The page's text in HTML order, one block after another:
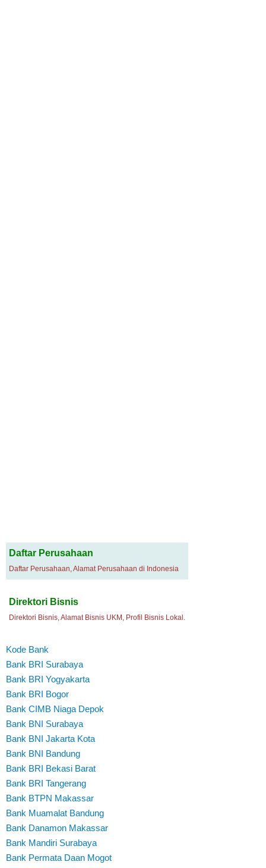
Daftar Perusahaan
Daftar Perusahaan, Alamat Perusahaan di Indonesia
Direktori Bisnis
Direktori Bisnis, Alamat Bisnis UKM, Profil Bisnis Lokal.
Kode Bank
Bank BRI Surabaya
Bank BRI Yogyakarta
Bank BRI Bogor
Bank CIMB Niaga Depok
Bank BNI Surabaya
Bank BNI Jakarta Kota
Bank BNI Bandung
Bank BRI Bekasi Barat
Bank BRI Tangerang
Bank BTPN Makassar
Bank Muamalat Bandung
Bank Danamon Makassar
Bank Mandiri Surabaya
Bank Permata Daan Mogot